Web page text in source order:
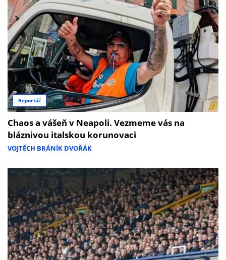
Reportáž
Chaos a vášeň v Neapoli. Vezmeme vás na
bláznivou italskou korunovaci
VOJTĚCH BRÁNÍK DVOŘÁK